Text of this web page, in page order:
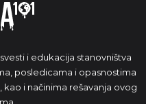
i edukacija stanovništva
posledicama i opasnostima
i načinima rešavanja ovog